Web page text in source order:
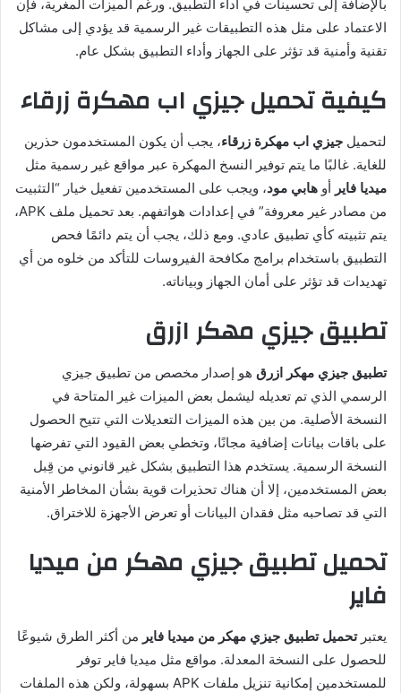
بالإضافة إلى تحسينات في أداء التطبيق. ورغم الميزات المغرية، فإن
الاعتماد على مثل هذه التطبيقات غير الرسمية قد يؤدي إلى مشاكل
تقنية وأمنية قد تؤثر على الجهاز وأداء التطبيق بشكل عام.
كيفية تحميل جيزي اب مهكرة زرقاء
لتحميل جيزي اب مهكرة زرقاء، يجب أن يكون المستخدمون حذرين
للغاية. غالبًا ما يتم توفير النسخ المهكرة عبر مواقع غير رسمية مثل
ميديا فاير أو هابي مود، ويجب على المستخدمين تفعيل خيار “التثبيت
من مصادر غير معروفة” في إعدادات هواتفهم. بعد تحميل ملف APK،
يتم تثبيته كأي تطبيق عادي. ومع ذلك، يجب أن يتم دائمًا فحص
التطبيق باستخدام برامج مكافحة الفيروسات للتأكد من خلوه من أي
تهديدات قد تؤثر على أمان الجهاز وبياناته.
تطبيق جيزي مهكر ازرق
تطبيق جيزي مهكر ازرق هو إصدار مخصص من تطبيق جيزي
الرسمي الذي تم تعديله ليشمل بعض الميزات غير المتاحة في
النسخة الأصلية. من بين هذه الميزات التعديلات التي تتيح الحصول
على باقات بيانات إضافية مجانًا، وتخطي بعض القيود التي تفرضها
النسخة الرسمية. يستخدم هذا التطبيق بشكل غير قانوني من قِبل
بعض المستخدمين، إلا أن هناك تحذيرات قوية بشأن المخاطر الأمنية
التي قد تصاحبه مثل فقدان البيانات أو تعرض الأجهزة للاختراق.
تحميل تطبيق جيزي مهكر من ميديا
فاير
يعتبرتحميل تطبيق جيزي مهكر من ميديا فاير من أكثر الطرق شيوعًا
للحصول على النسخة المعدلة. مواقع مثل ميديا فاير توفر
للمستخدمين إمكانية تنزيل ملفات APK بسهولة، ولكن هذه الملفات